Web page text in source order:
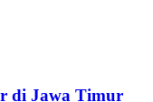
Cair? Simak